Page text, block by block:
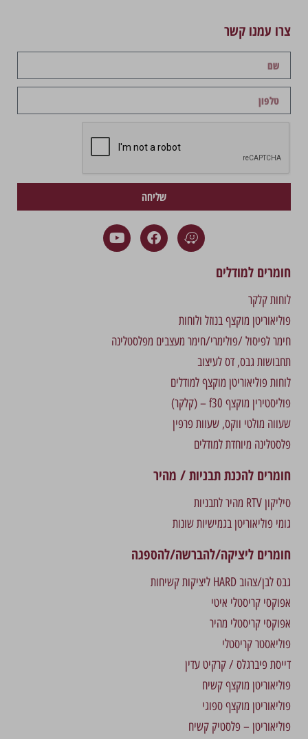
צרו עמנו קשר
שליחה
חומרים למודלים
לוחות קלקר
פוליאוריטן מוקצף בנוזל ולוחות
חימר לפיסול /פולימרי/חימר מעצבים מפלסטלינה
תחבושות גבס, דס לעיצוב
לוחות פוליאוריטן מוקצף למודלים
פוליסטירין מוקצף f30 – (קלקר)
שעווה מולטי ווקס, שעוות פרפין
פלסטלינה מיוחדת למודלים
חומרים להכנת תבניות / מהיר
סיליקון RTV מהיר לתבניות
גומי פוליאוריטן בגמישיות שונות
חומרים ליציקה/להברשה/להספגה
גבס לבן/צהוב HARD ליציקות קשיחות
אפוקסי קריסטלי איטי
אפוקסי קריסטלי מהיר
פוליאסטר קריסטלי
דייסת פיברגלס / קרקיט עדין
פוליאוריטן מוקצף קשיח
פוליאוריטן מוקצף ספוגי
פוליאוריטן – פלסטיק קשיח